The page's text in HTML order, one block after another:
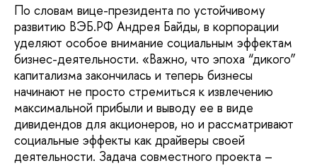
По словам вице-президента по устойчивому
развитию ВЭБ.РФ Андрея Байды, в корпорации
уделяют особое внимание социальным эффектам
бизнес-деятельности. «Важно, что эпоха “дикого”
капитализма закончилась и теперь бизнесы
начинают не просто стремиться к извлечению
максимальной прибыли и выводу ее в виде
дивидендов для акционеров, но и рассматривают
социальные эффекты как драйверы своей
деятельности. Задача совместного проекта –